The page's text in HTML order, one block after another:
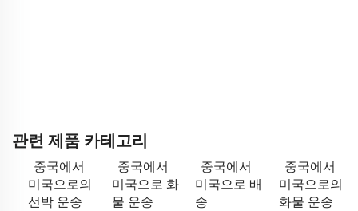
관련 제품 카테고리
중국에서
미국으로의
선박 운송
중국에서
미국으로 화
물 운송
중국에서
미국으로 배
송
중국에서
미국으로의
화물 운송